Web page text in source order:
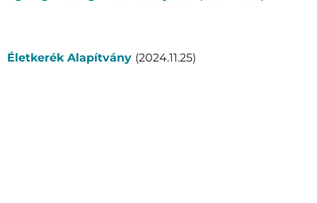
Életkerék Alapítvány (2024.11.25)